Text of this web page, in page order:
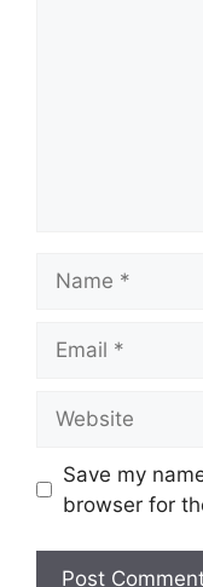
Save my
browser for